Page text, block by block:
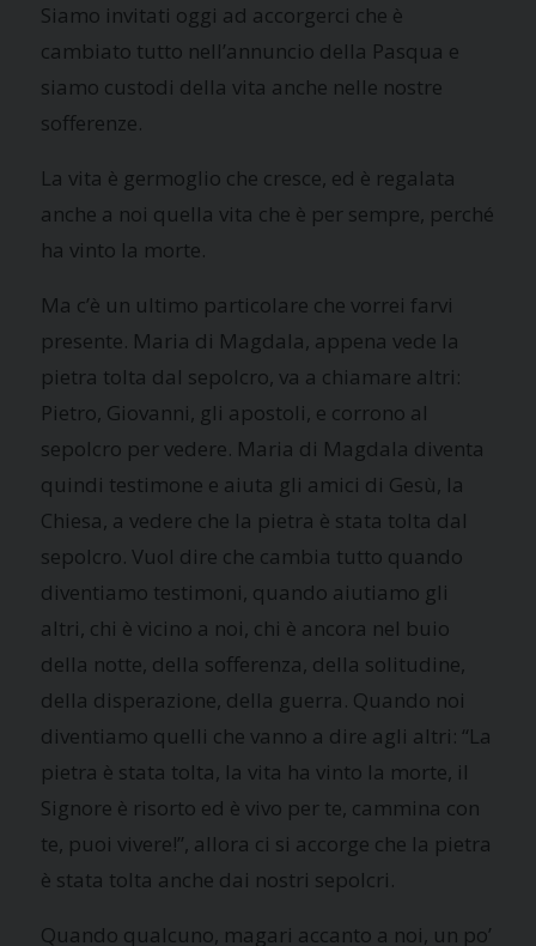
Siamo invitati oggi ad accorgerci che è
cambiato tutto nell’annuncio della Pasqua e
siamo custodi della vita anche nelle nostre
sofferenze.
La vita è germoglio che cresce, ed è regalata
anche a noi quella vita che è per sempre, perché
ha vinto la morte.
Ma c’è un ultimo particolare che vorrei farvi
presente. Maria di Magdala, appena vede la
pietra tolta dal sepolcro, va a chiamare altri:
Pietro, Giovanni, gli apostoli, e corrono al
sepolcro per vedere. Maria di Magdala diventa
quindi testimone e aiuta gli amici di Gesù, la
Chiesa, a vedere che la pietra è stata tolta dal
sepolcro. Vuol dire che cambia tutto quando
diventiamo testimoni, quando aiutiamo gli
altri, chi è vicino a noi, chi è ancora nel buio
della notte, della sofferenza, della solitudine,
della disperazione, della guerra. Quando noi
diventiamo quelli che vanno a dire agli altri: “La
pietra è stata tolta, la vita ha vinto la morte, il
Signore è risorto ed è vivo per te, cammina con
te, puoi vivere!”, allora ci si accorge che la pietra
è stata tolta anche dai nostri sepolcri.
Quando qualcuno, magari accanto a noi, un po’